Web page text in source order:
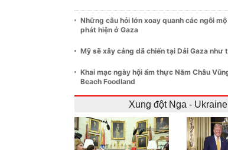
Những câu hỏi lớn xoay quanh các ngôi
phát hiện ở Gaza
Mỹ sẽ xây cảng dã chiến tại Dải Gaza như
Khai mạc ngày hội ẩm thực Năm Châu
Beach Foodland
Xung đột Nga - Ukraine